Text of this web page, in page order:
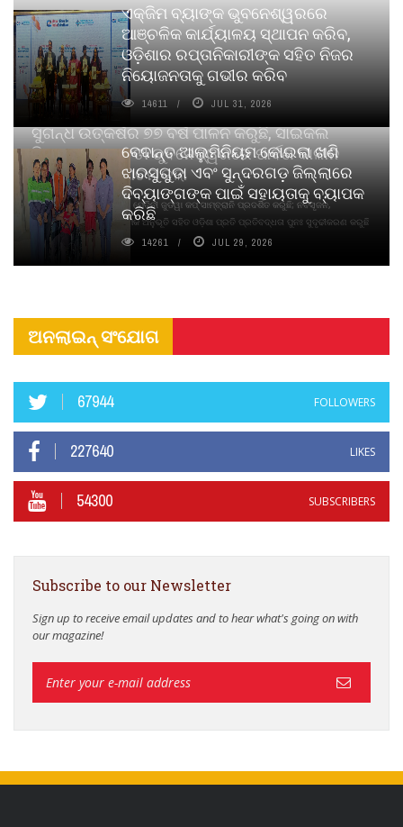
ସୁଗନ୍ଧ ଉତ୍କର୍ଷର ୭୭ ବର୍ଷ ପାଳନ କରୁଛି, ସାଇକଲ
ପିୟୋର୍‌ ଅଗରବତୀ ଭୁବନେଶ୍ୱରରେ ପାର୍ବଣ କାଳୀନ
ନବସୃଜନ ଉନ୍ମୋଚନ କଲା
ବାଉଁଶ ବିହୀନ କଠିନ ଧୂପ ଏବଂ ମେଦିନୀ ଜୁଡୱା କପ୍‌ ସାମ୍ବ୍ରାନି ପ୍ରଦର୍ଶିତ କରୁଛି; ନବସୃଜନ,
ଦୀର୍ଘସ୍ଥାୟିତା ଏବଂ ଆଧ୍ୟାତ୍ମିକ ଅନୁଭୂତି ସହିତ ଓଡ଼ିଶା ପ୍ରତି ପ୍ରତିବଦ୍ଧତା ପୁନଃ ସୁଦୃଢୀକରଣ କରୁଛି
ଏକ୍ଜିମ ବ୍ୟାଙ୍କ ଭୁବନେଶ୍ୱରରେ
ଆଞ୍ଚଳିକ କାର୍ଯ୍ୟାଳୟ ସ୍ଥାପନ କରିବ,
ଓଡ଼ିଶାର ରପ୍ତାନିକାରୀଙ୍କ ସହିତ ନିଜର
ନିୟୋଜନତାକୁ ଗଭୀର କରିବ
14611 JUL 31, 2026
ବେଦାନ୍ତ ଆଲୁମିନିୟମ କୋଇଲା ଖଣି
ଝାରସୁଗୁଡା ଏବଂ ସୁନ୍ଦରଗଡ଼ ଜିଲ୍ଲାରେ
ଦିବ୍ୟାଙ୍ଗଙ୍କ ପାଇଁ ସହାୟତାକୁ ବ୍ୟାପକ
କରିଛି
14261 JUL 29, 2026
ଅନଲାଇନ୍ ସଂଯୋଗ
67944 FOLLOWERS
227640 LIKES
54300 SUBSCRIBERS
Subscribe to our Newsletter
Sign up to receive email updates and to hear what's going on with
our magazine!